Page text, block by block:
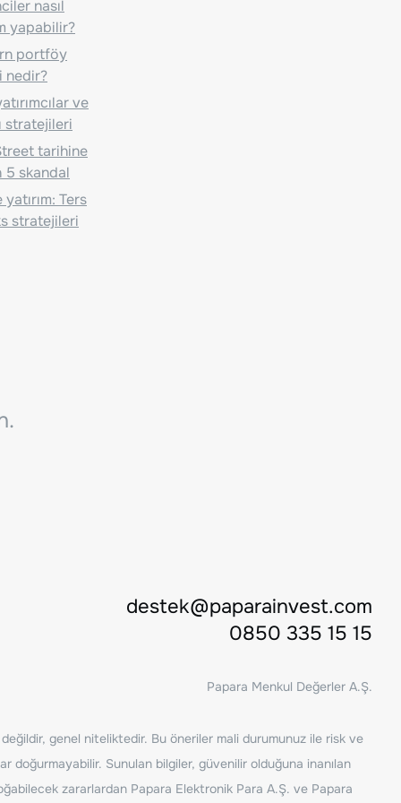
nasıl
yapabilir?
portföy
nedir?
ve
stratejileri
tarihine
5 skandal
Ters
stratejileri
destek@paparainvest.com
0850 335 15 15
Papara Menkul Değerler A.Ş.
değildir, genel niteliktedir. Bu öneriler mali durumunuz ile risk ve
doğurmayabilir. Sunulan bilgiler, güvenilir olduğuna inanılan
zararlardan Papara Elektronik Para A.Ş. ve Papara